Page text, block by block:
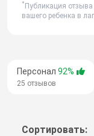
Персонал 92%
25 отзывов
Сортировать:
* Публикация
вашего ребенка в